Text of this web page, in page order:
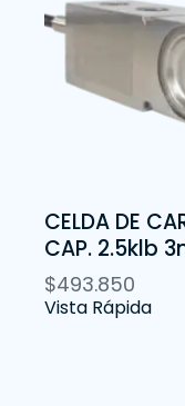
CELDA DE
CAP. 2.5klb
$493.850
Vista Rápida